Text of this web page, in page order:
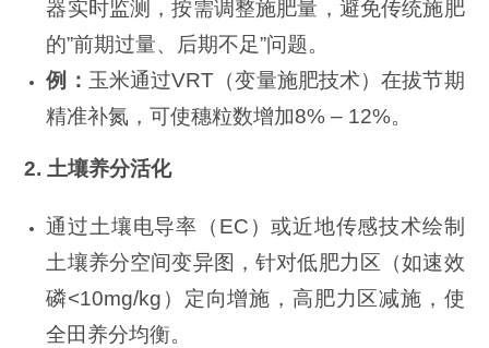
器实时监测，按需调整施肥量，避免传统施肥
的”前期过量、后期不足”问题。
例： 玉米通过VRT（变量施肥技术）在拔节期
精准补氮，可使穗粒数增加8% – 12%。
2. 土壤养分活化
通过土壤电导率（EC）或近地传感技术绘制
土壤养分空间变异图，针对低肥力区（如速效
磷<10mg/kg）定向增施，高肥力区减施，使
全田养分均衡。